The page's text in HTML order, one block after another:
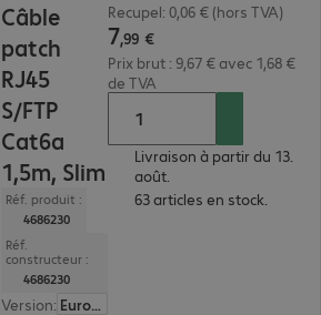
Câble
patch
RJ45
S/FTP
Cat6a
1,5m, Slim
Réf. produit :
4686230
Réf.
constructeur :
4686230
Version:
Europe
Recupel: 0,06 € (hors TVA)
7,99 €
Prix brut : 9,67 € avec 1,68 €
de TVA
Livraison à partir du 13.
août.
63 articles en stock.